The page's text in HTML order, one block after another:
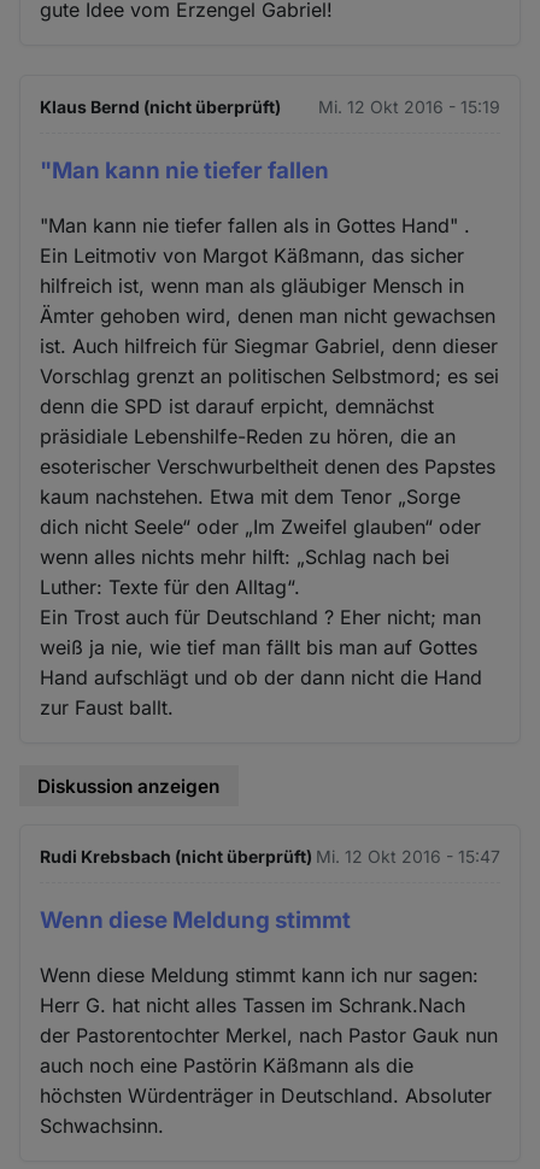
gute Idee vom Erzengel Gabriel!
Klaus Bernd (nicht überprüft) Mi. 12 Okt 2016 - 15:19
"Man kann nie tiefer fallen
"Man kann nie tiefer fallen als in Gottes Hand" .
Ein Leitmotiv von Margot Käßmann, das sicher
hilfreich ist, wenn man als gläubiger Mensch in
Ämter gehoben wird, denen man nicht gewachsen
ist. Auch hilfreich für Siegmar Gabriel, denn dieser
Vorschlag grenzt an politischen Selbstmord; es sei
denn die SPD ist darauf erpicht, demnächst
präsidiale Lebenshilfe-Reden zu hören, die an
esoterischer Verschwurbeltheit denen des Papstes
kaum nachstehen. Etwa mit dem Tenor „Sorge
dich nicht Seele“ oder „Im Zweifel glauben“ oder
wenn alles nichts mehr hilft: „Schlag nach bei
Luther: Texte für den Alltag“.
Ein Trost auch für Deutschland ? Eher nicht; man
weiß ja nie, wie tief man fällt bis man auf Gottes
Hand aufschlägt und ob der dann nicht die Hand
zur Faust ballt.
Diskussion anzeigen
Rudi Krebsbach (nicht überprüft) Mi. 12 Okt 2016 - 15:47
Wenn diese Meldung stimmt
Wenn diese Meldung stimmt kann ich nur sagen:
Herr G. hat nicht alles Tassen im Schrank.Nach
der Pastorentochter Merkel, nach Pastor Gauk nun
auch noch eine Pastörin Käßmann als die
höchsten Würdenträger in Deutschland. Absoluter
Schwachsinn.